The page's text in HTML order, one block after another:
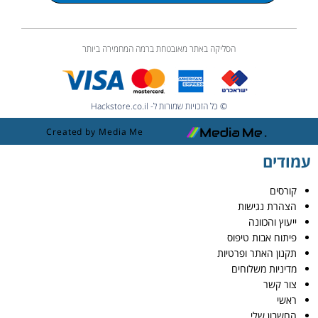
הסליקה באתר מאובטחת ברמה המחמירה ביותר
© כל הזכויות שמורות ל- Hackstore.co.il
Created by Media Me
עמודים
קורסים
הצהרת נגישות
ייעוץ והכוונה
פיתוח אבות טיפוס
תקנון האתר ופרטיות
מדיניות משלוחים
צור קשר
ראשי
החשבון שלי